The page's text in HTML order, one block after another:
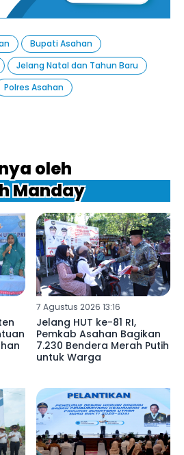
Bupati Asahan
Jelang Natal dan Tahun Baru
Polres Asahan
oleh
Manday
7 Agustus 2026 13:16
Jelang HUT ke-81 RI,
Pemkab Asahan Bagikan
7.230 Bendera Merah Putih
untuk Warga